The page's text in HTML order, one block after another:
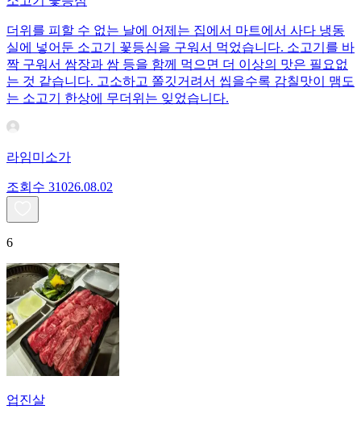
더위를 피할 수 없는 날에 어제는 집에서 마트에서 사다 냉동
실에 넣어둔 소고기 꽃등심을 구워서 먹었습니다. 소고기를 바
짝 구워서 쌈장과 쌈 등을 함께 먹으면 더 이상의 맛은 필요없
는 것 같습니다. 고소하고 쫄깃거려서 씹을수록 감칠맛이 맴도
는 소고기 한상에 무더위는 잊었습니다.
라임미소가
조회수 31026.08.02
6
업진살